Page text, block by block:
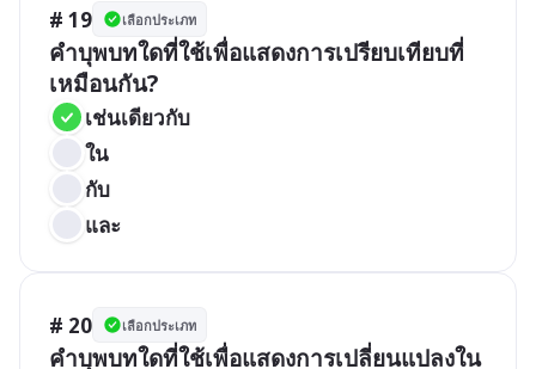
# 19 เลือกประเภท
คำบุพบทใดที่ใช้เพื่อแสดงการเปรียบเทียบที่
เหมือนกัน?
เช่นเดียวกับ
ใน
กับ
และ
# 20 เลือกประเภท
คำบุพบทใดที่ใช้เพื่อแสดงการเปลี่ยนแปลงใน